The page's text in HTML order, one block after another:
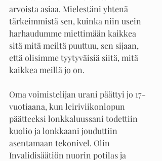
arvoista asiaa. Mielestäni yhtenä
tärkeimmistä sen, kuinka niin usein
harhaudumme miettimään kaikkea
sitä mitä meiltä puuttuu, sen sijaan,
että olisimme tyytyväisiä siitä, mitä
kaikkea meillä jo on.
Oma voimistelijan urani päättyi jo 17-
vuotiaana, kun leiriviikonlopun
päätteeksi lonkkaluussani todettiin
kuolio ja lonkkaani jouduttiin
asentamaan tekonivel. Olin
Invalidisäätiön nuorin potilas ja